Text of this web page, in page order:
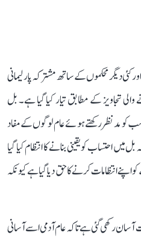
کہ یہ بل 39 وزارتوں اور کئی دیگر محکموں کے ساتھ مشترکہ پارلیمانی
تجاویز کے مطابق تیار کیا گیا ہے۔ بل
ان سب کو مدنظر رکھتے ہوئے عام لوگوں کے مفاد
میں احتساب کو یقینی بنانے کا انتظام کیا گیا
انتظامات کرنے کا حق دیا گیا ہے کیونکہ
رکھی گئی ہے تاکہ عام آدمی اسے آسانی